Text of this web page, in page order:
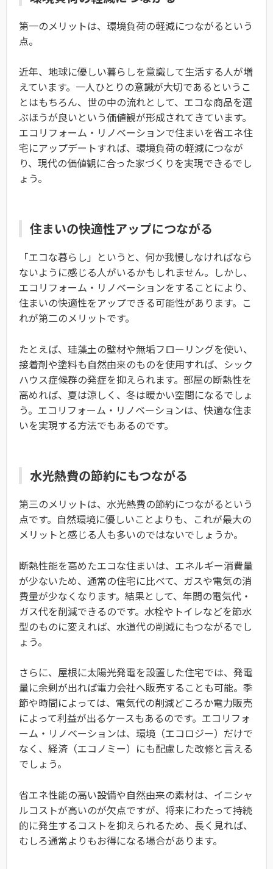
第一のメリットは、環境負荷の軽減につながるという
点。
近年、地球に優しい暮らしを意識して生活する人が増
えています。一人ひとりの意識が大切であるというこ
とはもちろん、世の中の流れとして、エコな商品を選
ぶほうが良いという価値観が形成されてきています。
エコリフォーム・リノベーションで住まいを省エネ住
宅にアップデートすれば、環境負荷の軽減につなが
り、現代の価値観に合った家づくりを実現できるでし
ょう。
住まいの快適性アップにつながる
「エコな暮らし」というと、何か我慢しなければなら
ないように感じる人がいるかもしれません。しかし、
エコリフォーム・リノベーションをすることにより、
住まいの快適性をアップできる可能性があります。こ
れが第二のメリットです。
たとえば、珪藻土の壁材や無垢フローリングを使い、
接着剤や塗料も自然由来のものを使用すれば、シック
ハウス症候群の発症を抑えられます。部屋の断熱性を
高めれば、夏は涼しく、冬は暖かい空間になるでしょ
う。エコリフォーム・リノベーションは、快適な住ま
いを実現する方法でもあるのです。
水光熱費の節約にもつながる
第三のメリットは、水光熱費の節約につながるという
点です。自然環境に優しいことよりも、これが最大の
メリットと感じる人も多いのではないでしょうか。
断熱性能を高めたエコな住まいは、エネルギー消費量
が少ないため、通常の住宅に比べて、ガスや電気の消
費量が少なくなります。結果として、年間の電気代・
ガス代を削減できるのです。水栓やトイレなどを節水
型のものに変えれば、水道代の削減にもつながるでし
ょう。
さらに、屋根に太陽光発電を設置した住宅では、発電
量に余剰が出れば電力会社へ販売することも可能。季
節や時間によっては、電気代の削減どころか電力販売
によって利益が出るケースもあるのです。エコリフォ
ーム・リノベーションは、環境（エコロジー）だけで
なく、経済（エコノミー）にも配慮した改修と言える
でしょう。
省エネ性能の高い設備や自然由来の素材は、イニシャ
ルコストが高いのが欠点ですが、将来にわたって持続
的に発生するコストを抑えられるため、長く見れば、
むしろ通常よりもお得になる場合があります。